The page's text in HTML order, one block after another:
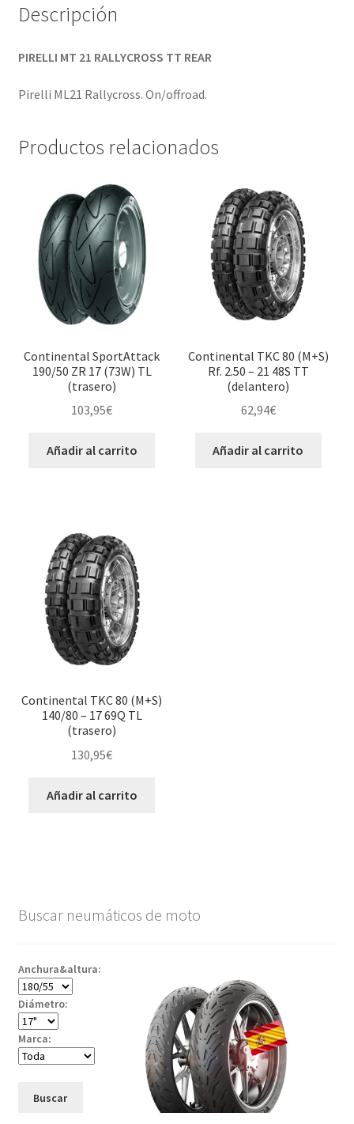
Descripción
PIRELLI MT 21 RALLYCROSS TT REAR
Pirelli ML21 Rallycross. On/offroad.
Productos relacionados
Continental SportAttack
190/50 ZR 17 (73W) TL
(trasero)
103,95€
Añadir al carrito
Continental TKC 80 (M+S)
Rf. 2.50 – 21 48S TT
(delantero)
62,94€
Añadir al carrito
Continental TKC 80 (M+S)
140/80 – 17 69Q TL
(trasero)
130,95€
Añadir al carrito
Buscar neumáticos de moto
Anchura&altura:
Diámetro:
Marca:
Buscar